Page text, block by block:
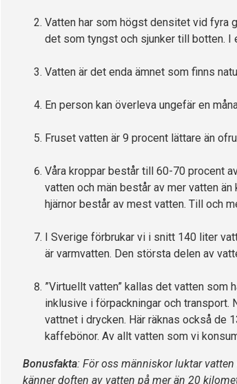
Vatten har som högst densitet vid fyra
det som tyngst och sjunker till botten. I
Vatten är det enda ämnet som finns
En person kan överleva ungefär en
Fruset vatten är 9 procent lättare än
Våra kroppar består till 60-70 procent
vatten och män består av mer vatten än
hjärnor består av mest vatten. Till och
I Sverige förbrukar vi i snitt 140 liter
är varmvatten. Den största delen av
”Virtuellt vatten” kallas det vatten som
inklusive i förpackningar och transport.
vattnet i drycken. Här räknas också de
kaffebönor. Av allt vatten som vi
Bonusfakta: För oss människor luktar
känner doften av vatten på mer än 20